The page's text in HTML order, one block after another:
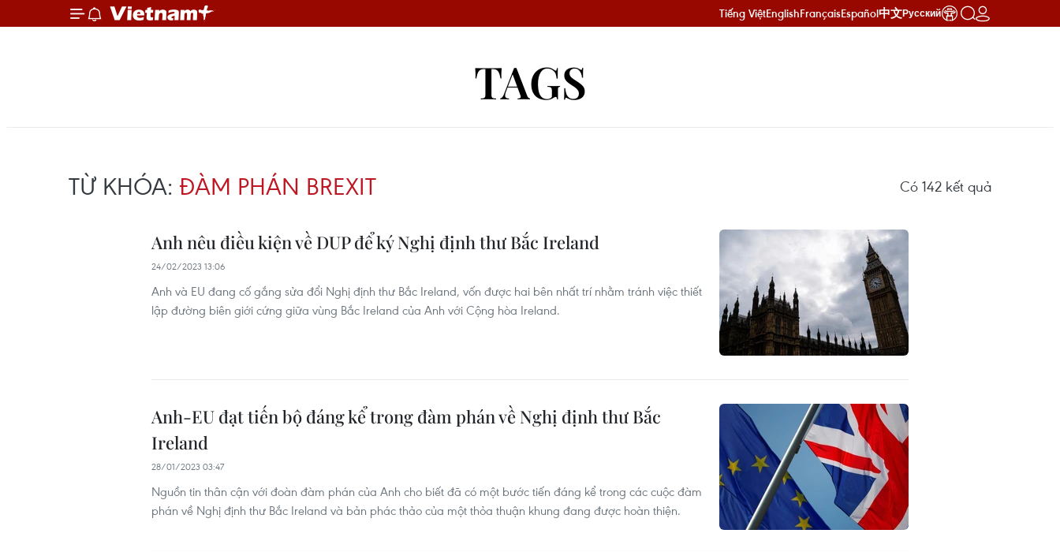
Tiếng ViệtEnglishFrançaisEspañol中文Русский
TAGS
TỪ KHÓA: ĐÀM PHÁN BREXIT Có 142 kết quả
Anh nêu điều kiện về DUP để ký Nghị định thư Bắc Ireland
24/02/2023 13:06
Anh và EU đang cố gắng sửa đổi Nghị định thư Bắc Ireland, vốn được hai bên nhất trí nhằm tránh việc thiết
lập đường biên giới cứng giữa vùng Bắc Ireland của Anh với Cộng hòa Ireland.
Anh-EU đạt tiến bộ đáng kể trong đàm phán về Nghị định thư Bắc
Ireland
28/01/2023 03:47
Nguồn tin thân cận với đoàn đàm phán của Anh cho biết đã có một bước tiến đáng kể trong các cuộc đàm
phán về Nghị định thư Bắc Ireland và bản phác thảo của một thỏa thuận khung đang được hoàn thiện.